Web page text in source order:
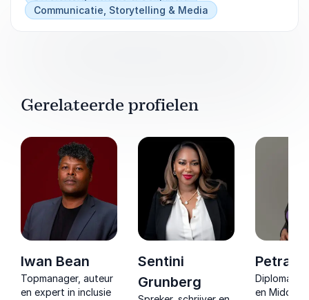
Communicatie, Storytelling & Media
Gerelateerde profielen
Iwan Bean
Topmanager, auteur
en expert in inclusie
Sentini
Grunberg
Petra
Diplomaat,
en